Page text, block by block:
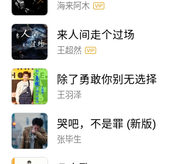
海来阿木
来人间走个过场
王超然
除了勇敢你别无选择
王羽泽
哭吧，不是罪 (新版)
张毕生